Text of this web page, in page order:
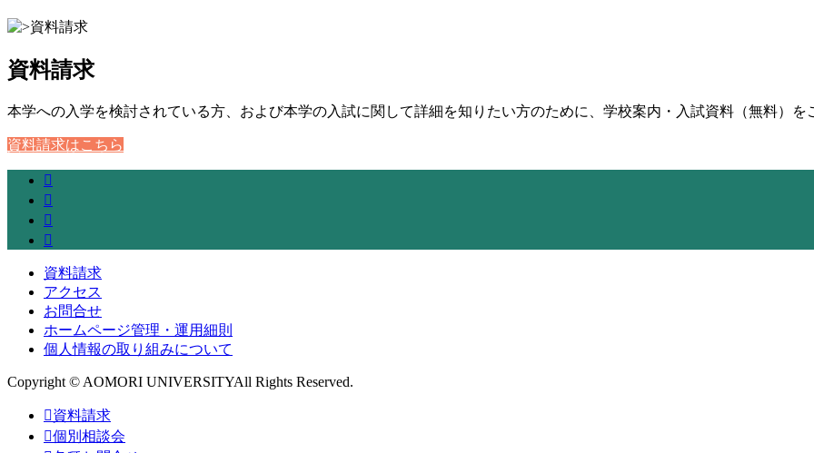
資料請求
本学への入学を検討されている方、および本学の入試に関して詳細を知りたい方のために、学校案内・入試資料（無料）を
資料請求はこちら
資料請求
アクセス
お問合せ
ホームページ管理・運用細則
個人情報の取り組みについて
Copyright © AOMORI UNIVERSITYAll Rights Reserved.
資料請求
個別相談会